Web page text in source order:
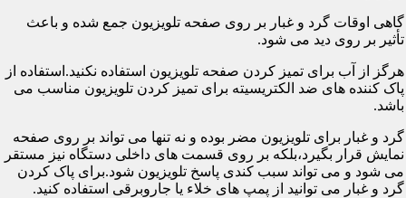
گاهی اوقات گرد و غبار بر روی صفحه تلویزیون جمع شده و باعث
تأثیر بر روی دید می شود.
هرگز از آب برای تمیز کردن صفحه تلویزیون استفاده نکنید.استفاده از
پاک کننده های ضد الکتریسیته برای تمیز کردن تلویزیون مناسب می
باشد.
گرد و غبار برای تلویزیون مضر بوده و نه تنها می تواند بر روی صفحه
نمایش قرار بگیرد،بلکه بر روی قسمت های داخلی دستگاه نیز مستقر
می شود و می تواند سبب کندی پاسخ تلویزیون شود.برای پاک کردن
گرد و غبار می توانید از پمپ های خلاء یا جاروبرقی استفاده کنید.